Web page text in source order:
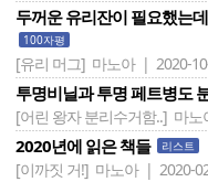
두꺼운 유리잔이 필요했는
100자평
[유리 머그] 마노아 | 2020-
투명비닐과 투명 페트병도
[어린 왕자 분리수거함..] 마
2020년에 읽은 책들 리스트
[이까짓 거!] 마노아 | 2020-